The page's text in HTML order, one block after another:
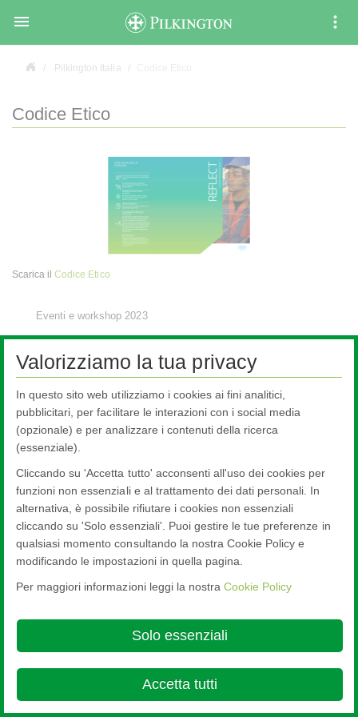

Pilkington Italia
Codice Etico
Scarica ilCodice Etico
Eventi e workshop 2023
Informazioni su NSG Group
Sostenibilità
Codice Etico
GDPR Informativa Fornitori
Sicurezza, Ambiente ed Energia
Nippon Sheet Glass Co., Ltd.
Cookie Policy
Ethics and Compliance Hotline Legal Notice
Privacy

Valorizziamo la tua privacy
In questo sito web utilizziamo i cookies ai fini analitici,
pubblicitari, per facilitare le interazioni con i social media
(opzionale) e per analizzare i contenuti della ricerca
(essenziale).
Cliccando su 'Accetta tutto' acconsenti all'uso dei cookies per
funzioni non essenziali e al trattamento dei dati personali. In
alternativa, è possibile rifiutare i cookies non essenziali
cliccando su 'Solo essenziali'. Puoi gestire le tue preferenze in
qualsiasi momento consultando la nostra Cookie Policy e
modificando le impostazioni in quella pagina.
Per maggiori informazioni leggi la nostra Cookie Policy
Solo essenziali
Accetta tutti